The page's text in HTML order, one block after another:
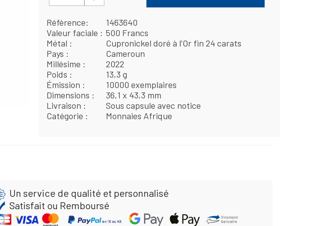
Référence
1463640
Valeur faciale
500 Francs
Métal
Cupronickel doré à l’Or fin 24 carats
Pays
Cameroun
Millésime
2022
Poids
13,3 g
Émission
10000 exemplaires
Dimensions
36,1 x 43,3 mm
Livraison
Sous capsule avec notice
Catégorie
Monnaies Afrique
Un service de qualité et personnalisé
Satisfait ou Remboursé